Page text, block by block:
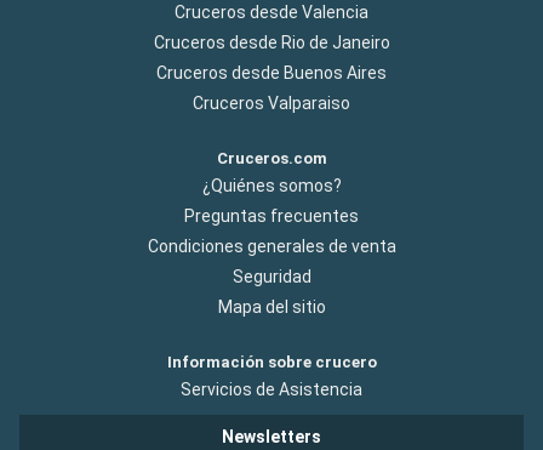
Cruceros desde Valencia
Cruceros desde Rio de Janeiro
Cruceros desde Buenos Aires
Cruceros Valparaiso
Cruceros.com
¿Quiénes somos?
Preguntas frecuentes
Condiciones generales de venta
Seguridad
Mapa del sitio
Información sobre crucero
Servicios de Asistencia
Newsletters